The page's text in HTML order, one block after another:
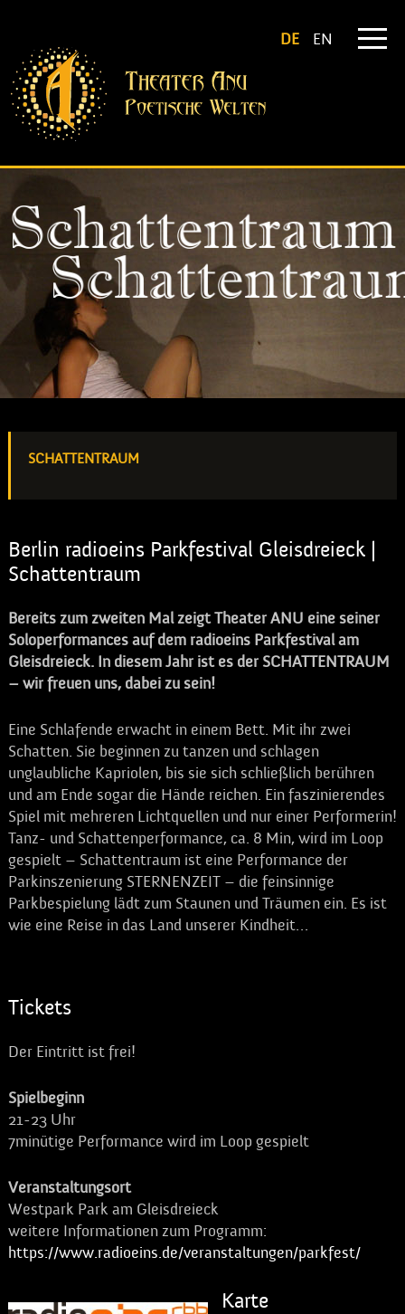
DE EN
SCHATTENTRAUM
Berlin radioeins Parkfestival Gleisdreieck |
Schattentraum
Bereits zum zweiten Mal zeigt Theater ANU eine seiner
Soloperformances auf dem radioeins Parkfestival am
Gleisdreieck. In diesem Jahr ist es der SCHATTENTRAUM
– wir freuen uns, dabei zu sein!
Eine Schlafende erwacht in einem Bett. Mit ihr zwei
Schatten. Sie beginnen zu tanzen und schlagen
unglaubliche Kapriolen, bis sie sich schließlich berühren
und am Ende sogar die Hände reichen. Ein faszinierendes
Spiel mit mehreren Lichtquellen und nur einer Performerin!
Tanz- und Schattenperformance, ca. 8 Min, wird im Loop
gespielt – Schattentraum ist eine Performance der
Parkinszenierung STERNENZEIT – die feinsinnige
Parkbespielung lädt zum Staunen und Träumen ein. Es ist
wie eine Reise in das Land unserer Kindheit…
Tickets
Der Eintritt ist frei!
Spielbeginn
21-23 Uhr
7minütige Performance wird im Loop gespielt
Veranstaltungsort
Westpark Park am Gleisdreieck
weitere Informationen zum Programm:
https://www.radioeins.de/veranstaltungen/parkfest/
Karte